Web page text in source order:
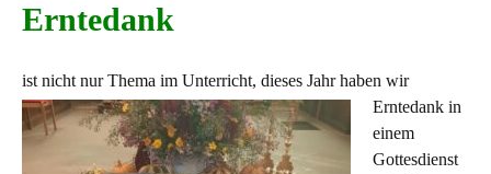
Erntedank
ist nicht nur Thema im Unterricht, dieses Jahr haben wir
Erntedank in
einem
Gottesdienst